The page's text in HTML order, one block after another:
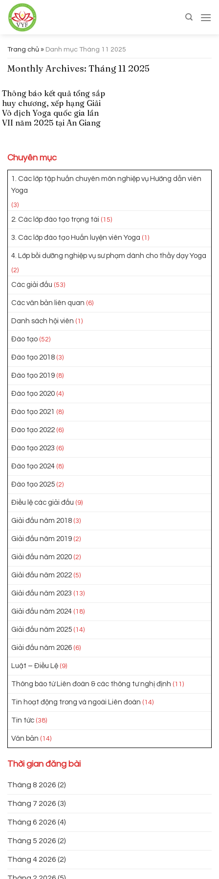
Skip
content
Trang chủ » Danh mục Tháng 11 2025
Monthly Archives: Tháng 11 2025
Thông báo kết quả tổng sắp
huy chương, xếp hạng Giải
Vô địch Yoga quốc gia lần
VII năm 2025 tại An Giang
Chuyên mục
1. Các lớp tập huấn chuyên môn nghiệp vụ Hướng dẫn viên
Yoga
(3)
2. Các lớp đào tạo trọng tài (15)
3. Các lớp đào tạo Huấn luyện viên Yoga (1)
4. Lớp bồi dưỡng nghiệp vụ sư phạm dành cho thầy dạy Yoga
(2)
Các giải đấu (53)
Các văn bản liên quan (6)
Danh sách hội viên (1)
Đào tạo (52)
Đào tạo 2018 (3)
Đào tạo 2019 (8)
Đào tạo 2020 (4)
Đào tạo 2021 (8)
Đào tạo 2022 (6)
Đào tạo 2023 (6)
Đào tạo 2024 (8)
Đào tạo 2025 (2)
Điều lệ các giải đấu (9)
Giải đấu năm 2018 (3)
Giải đấu năm 2019 (2)
Giải đấu năm 2020 (2)
Giải đấu năm 2022 (5)
Giải đấu năm 2023 (13)
Giải đấu năm 2024 (18)
Giải đấu năm 2025 (14)
Giải đấu năm 2026 (6)
Luật – Điều Lệ (9)
Thông báo từ Liên đoàn & các thông tư nghị định (11)
Tin hoạt động trong và ngoài Liên đoàn (14)
Tin tức (38)
Văn bản (14)
Thời gian đăng bài
Tháng 8 2026 (2)
Tháng 7 2026 (3)
Tháng 6 2026 (4)
Tháng 5 2026 (2)
Tháng 4 2026 (2)